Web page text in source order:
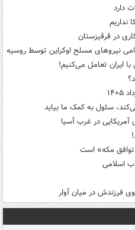
دارد
نداریم
در قرقیزستان
نیروهای مسلح اوکراین توسط روسیه
ایران تعامل می‌کنیم!
سئول به کمک ما بیاید
آمریکایی در غرب آسیا
مکه» است
اسلامی
فرزندش در میان آوار